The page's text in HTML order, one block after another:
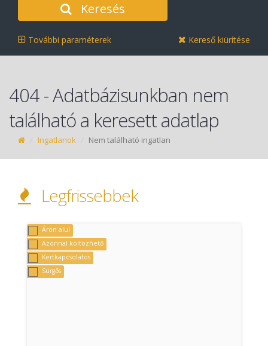
Keresés
További paraméterek Kereső kiürítése
404 - Adatbázisunkban nem
található a keresett adatlap
Ingatlanok Nem található ingatlan
Legfrissebbek
Áron alul
Azonnal költözhető
Kertkapcsolatos
Sürgős